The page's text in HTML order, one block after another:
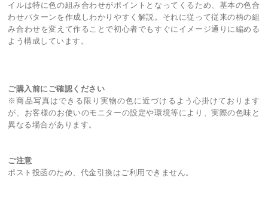
イルは特に色の組み合わせがポイントとなってくるため、基本の色合
わせパターンを作成しわかりやすく解説。それに従って従来の柄の組
み合わせを変えて作ることで初心者でもすぐにイメージ通りに編める
よう構成しています。
ご購入前にご確認ください
※商品写真はできる限り実物の色に近づけるよう心掛けております
が、お客様のお使いのモニターの設定や環境等により、実際の色味と
異なる場合があります。
ご注意
ポスト投函のため、代金引換はご利用できません。